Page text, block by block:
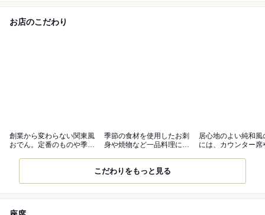
お店のこだわり
創業から変わらない関東風
おでん。定番のものや季節
季節の食材を使用したお刺
身や焼物など一品料理にも
居心地のよい純和風
には、カウンター席
こだわりをもっと見る